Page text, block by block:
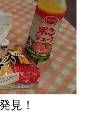
見！